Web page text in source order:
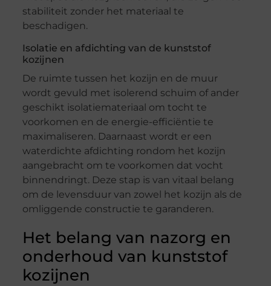
stabiliteit zonder het materiaal te
beschadigen.
Isolatie en afdichting van de kunststof
kozijnen
De ruimte tussen het kozijn en de muur
wordt gevuld met isolerend schuim of ander
geschikt isolatiemateriaal om tocht te
voorkomen en de energie-efficiëntie te
maximaliseren. Daarnaast wordt er een
waterdichte afdichting rondom het kozijn
aangebracht om te voorkomen dat vocht
binnendringt. Deze stap is van vitaal belang
om de levensduur van zowel het kozijn als de
omliggende constructie te garanderen.
Het belang van nazorg en
onderhoud van kunststof
kozijnen